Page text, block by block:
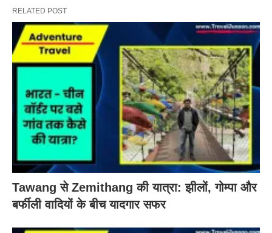
RELATED POST
Tawang से Zemithang की यात्रा: झीलों, गोम्पा और
बर्फीली वादियों के बीच यादगार सफर